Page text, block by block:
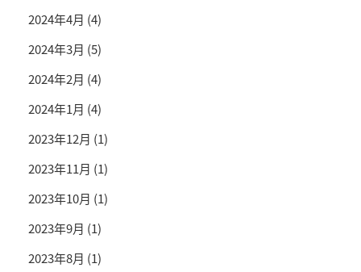
2024年4月 (4)
2024年3月 (5)
2024年2月 (4)
2024年1月 (4)
2023年12月 (1)
2023年11月 (1)
2023年10月 (1)
2023年9月 (1)
2023年8月 (1)